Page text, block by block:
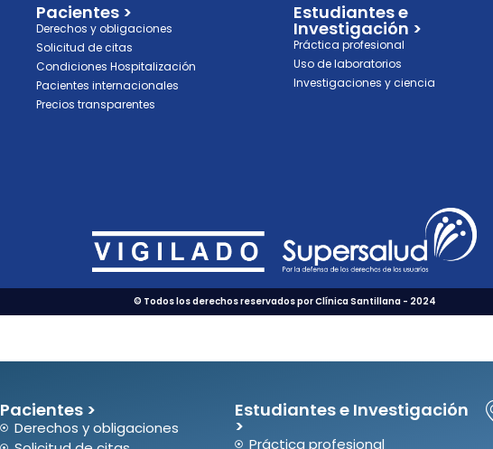
Pacientes >
Derechos y obligaciones
Solicitud de citas
Condiciones Hospitalización
Pacientes internacionales
Precios transparentes
Estudiantes e
Investigación >
Práctica profesional
Uso de laboratorios
Investigaciones y ciencia
© Todos los derechos reservados por Clínica Santillana - 2024
Pacientes >
Derechos y obligaciones
Estudiantes e Investigación
>
Práctica profesional